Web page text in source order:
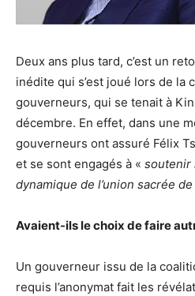
Deux ans plus tard, c’est un
inédite qui s’est joué lors de la
gouverneurs, qui se tenait à
décembre. En effet, dans une
gouverneurs ont assuré Félix
et se sont engagés à « soutenir
dynamique de l’union sacrée
Avaient-ils le choix de faire
Un gouverneur issu de la
requis l’anonymat fait les